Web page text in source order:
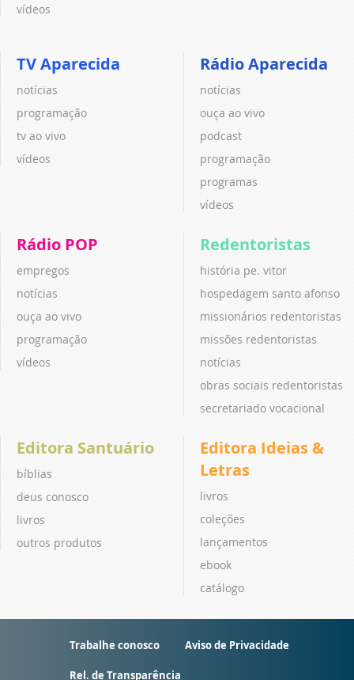
vídeos
TV Aparecida
notícias
programação
tv ao vivo
vídeos
Rádio Aparecida
notícias
ouça ao vivo
podcast
programação
programas
vídeos
Rádio POP
empregos
notícias
ouça ao vivo
programação
vídeos
Redentoristas
história pe. vitor
hospedagem santo afonso
missionários redentoristas
missões redentoristas
notícias
obras sociais redentoristas
secretariado vocacional
Editora Santuário
bíblias
deus conosco
livros
outros produtos
Editora Ideias &
Letras
livros
coleções
lançamentos
ebook
catálogo
Trabalhe conosco Aviso de Privacidade
Rel. de Transparência